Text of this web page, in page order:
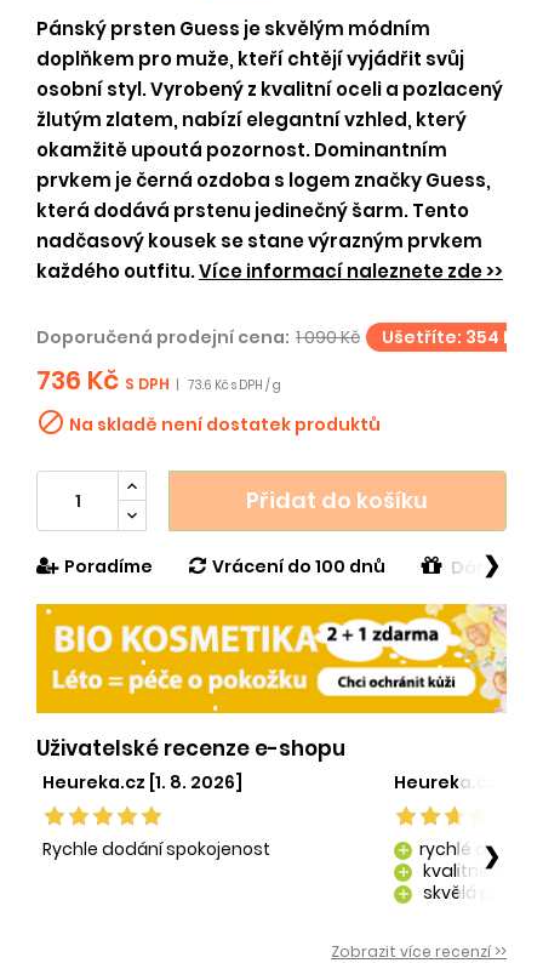
Pánský prsten Guess je skvělým módním
doplňkem pro muže, kteří chtějí vyjádřit svůj
osobní styl. Vyrobený z kvalitní oceli a pozlacený
žlutým zlatem, nabízí elegantní vzhled, který
okamžitě upoutá pozornost. Dominantním
prvkem je černá ozdoba s logem značky Guess,
která dodává prstenu jedinečný šarm. Tento
nadčasový kousek se stane výrazným prvkem
každého outfitu.Více informací naleznete zde >>
Doporučená prodejní cena: 1 090 Kč Ušetříte: 354 Kč
736 Kč S DPH 73.6 Kč s DPH / g
 Na skladě není dostatek produktů
Přidat do košíku
Poradíme Vrácení do 100 dnů Dárek v
❯
Uživatelské recenze e-shopu
Heureka.cz [1. 8. 2026]
Rychle dodání spokojenost
Heureka.cz [29.
add rychlé dodání
add kvalitně
add skvělá péče o
❯
Zobrazit více recenzí >>